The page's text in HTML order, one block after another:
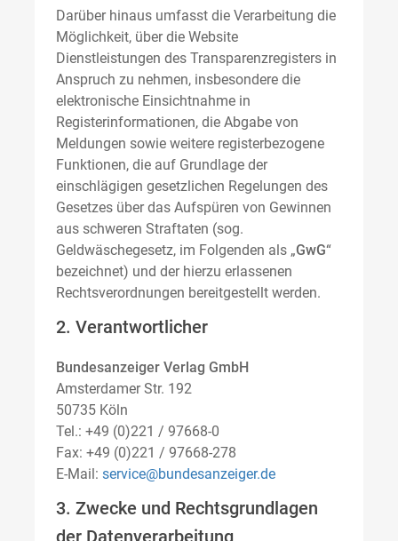
Darüber hinaus umfasst die Verarbeitung die
Möglichkeit, über die Website
Dienstleistungen des Transparenzregisters in
Anspruch zu nehmen, insbesondere die
elektronische Einsichtnahme in
Registerinformationen, die Abgabe von
Meldungen sowie weitere registerbezogene
Funktionen, die auf Grundlage der
einschlägigen gesetzlichen Regelungen des
Gesetzes über das Aufspüren von Gewinnen
aus schweren Straftaten (sog.
Geldwäschegesetz, im Folgenden als „GwG“
bezeichnet) und der hierzu erlassenen
Rechtsverordnungen bereitgestellt werden.
2. Verantwortlicher
Bundesanzeiger Verlag GmbH
Amsterdamer Str. 192
50735 Köln
Tel.: +49 (0)221 / 97668-0
Fax: +49 (0)221 / 97668-278
E-Mail: service@bundesanzeiger.de
3. Zwecke und Rechtsgrundlagen
der Datenverarbeitung